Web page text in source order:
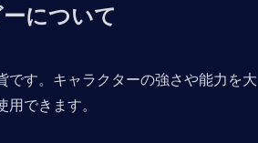
について
す。キャラクターの強さや能力を大
できます。